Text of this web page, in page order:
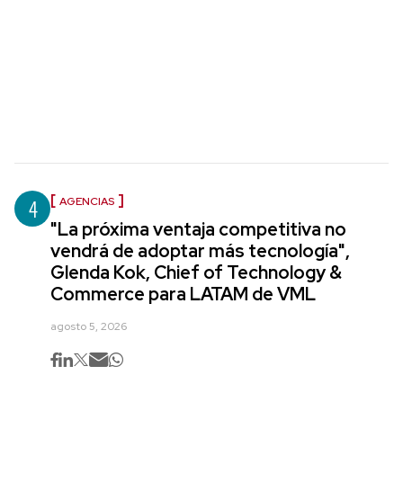
4 AGENCIAS
"La próxima ventaja competitiva no
vendrá de adoptar más tecnología",
Glenda Kok, Chief of Technology &
Commerce para LATAM de VML
agosto 5, 2026